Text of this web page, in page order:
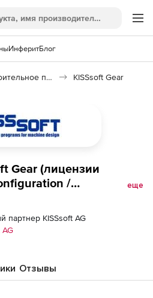
ИнферитБлог
Строительное программное обеспечение KISSsoft Gear
Gear (лицензии
/
еще
партнер KISSsoft AG
AG
Отзывы